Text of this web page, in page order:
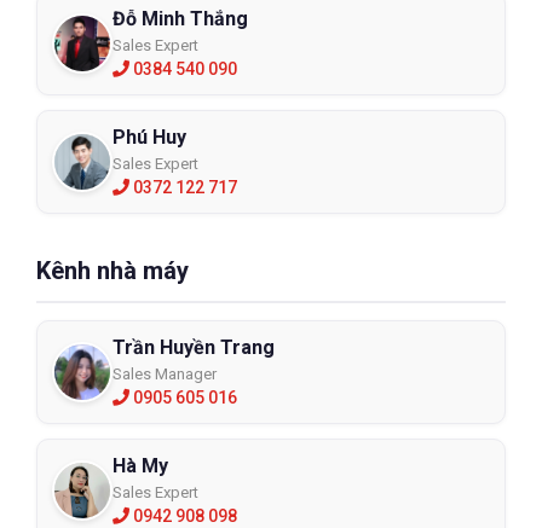
Đỗ Minh Thắng
Sales Expert
0384 540 090
Phú Huy
Sales Expert
0372 122 717
Kênh nhà máy
Trần Huyền Trang
Sales Manager
0905 605 016
Hà My
Sales Expert
0942 908 098